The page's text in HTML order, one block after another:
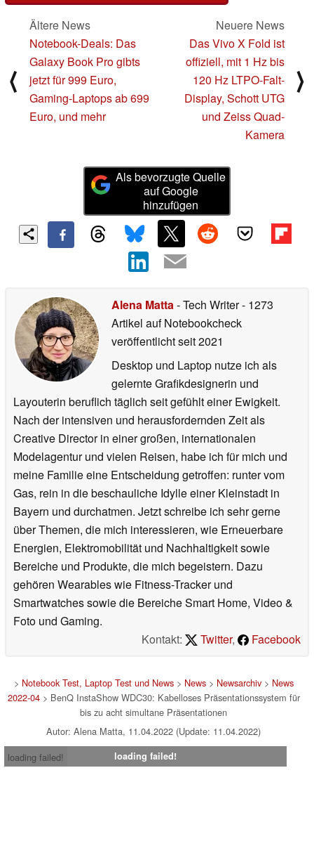
⟨
Ältere News
Notebook-Deals: Das
Galaxy Book Pro gibts
jetzt für 999 Euro,
Gaming-Laptops ab 699
Euro, und mehr
Neuere News
Das Vivo X Fold ist
offiziell, mit 1 Hz bis
120 Hz LTPO-Falt-
Display, Schott UTG
und Zeiss Quad-
Kamera
⟩
Als bevorzugte Quelle
auf Google
hinzufügen
Alena Matta - Tech Writer- 1273
Artikel auf Notebookcheck
veröffentlichtseit 2021
Desktop und Laptop nutze ich als
gelernte Grafikdesignerin und
Layouterin beruflich täglich seit gefühlt einer Ewigkeit.
Nach der intensiven und herausfordernden Zeit als
Creative Director in einer großen, internationalen
Modelagentur und vielen Reisen, habe ich für mich und
meine Familie eine Entscheidung getroffen: runter vom
Gas, rein in die beschauliche Idylle einer Kleinstadt in
Bayern und durchatmen. Jetzt schreibe ich sehr gerne
über Themen, die mich interessieren, wie Erneuerbare
Energien, Elektromobilität und Nachhaltigkeit sowie
Bereiche und Produkte, die mich begeistern. Dazu
gehören Wearables wie Fitness-Tracker und
Smartwatches sowie die Bereiche Smart Home, Video &
Foto und Gaming.
Kontakt:
Twitter, Facebook
> Notebook Test, Laptop Test und News> News> Newsarchiv> News
2022-04> BenQ InstaShow WDC30: Kabelloses Präsentationssystem für
bis zu acht simultane Präsentationen
Autor: Alena Matta, 11.04.2022 (Update: 11.04.2022)
loading failed!
loading failed!